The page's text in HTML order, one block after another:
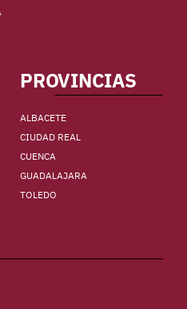
PROVINCIAS
ALBACETE
CIUDAD REAL
CUENCA
GUADALAJARA
TOLEDO